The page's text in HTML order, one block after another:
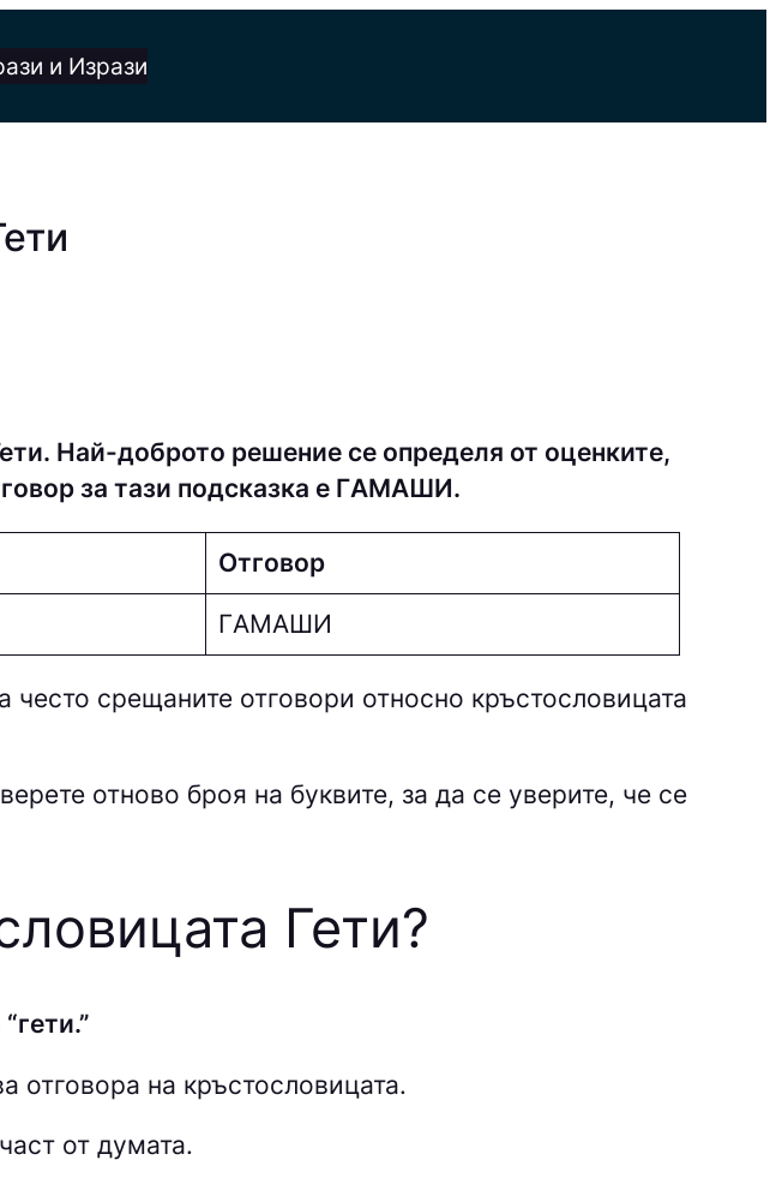
и Изрази
Най-доброто решение се определя от оценките,
за тази подсказка е ГAМAШИ.
Отговор
ГAМAШИ
срещаните отговори относно кръстословицата
отново броя на буквите, за да се уверите, че се
Гети?
“гети.”
отговора на кръстословицата.
от думата.